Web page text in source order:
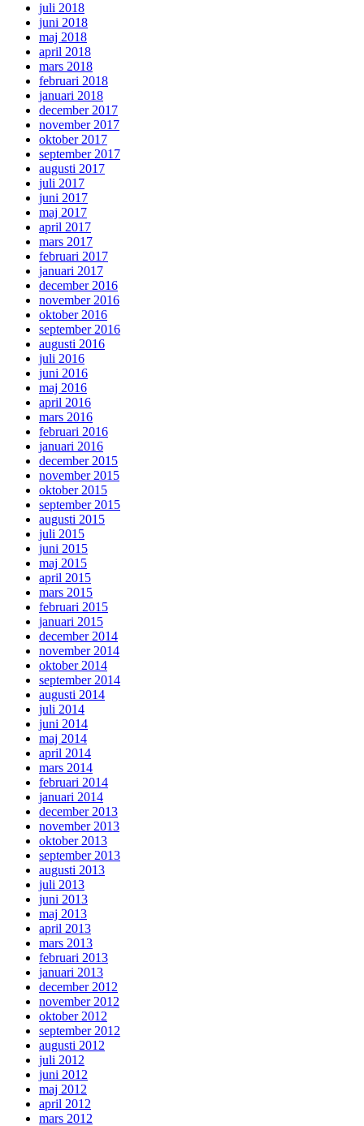
juli 2018
juni 2018
maj 2018
april 2018
mars 2018
februari 2018
januari 2018
december 2017
november 2017
oktober 2017
september 2017
augusti 2017
juli 2017
juni 2017
maj 2017
april 2017
mars 2017
februari 2017
januari 2017
december 2016
november 2016
oktober 2016
september 2016
augusti 2016
juli 2016
juni 2016
maj 2016
april 2016
mars 2016
februari 2016
januari 2016
december 2015
november 2015
oktober 2015
september 2015
augusti 2015
juli 2015
juni 2015
maj 2015
april 2015
mars 2015
februari 2015
januari 2015
december 2014
november 2014
oktober 2014
september 2014
augusti 2014
juli 2014
juni 2014
maj 2014
april 2014
mars 2014
februari 2014
januari 2014
december 2013
november 2013
oktober 2013
september 2013
augusti 2013
juli 2013
juni 2013
maj 2013
april 2013
mars 2013
februari 2013
januari 2013
december 2012
november 2012
oktober 2012
september 2012
augusti 2012
juli 2012
juni 2012
maj 2012
april 2012
mars 2012